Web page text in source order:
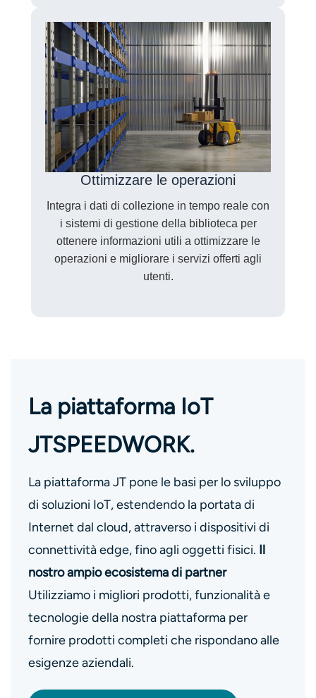
Ottimizzare le operazioni
Integra i dati di collezione in tempo reale con
i sistemi di gestione della biblioteca per
ottenere informazioni utili a ottimizzare le
operazioni e migliorare i servizi offerti agli
utenti.
La piattaforma IoT
JTSPEEDWORK.
La piattaforma JT pone le basi per lo sviluppo
di soluzioni IoT, estendendo la portata di
Internet dal cloud, attraverso i dispositivi di
connettività edge, fino agli oggetti fisici. Il
nostro ampio ecosistema di partner
Utilizziamo i migliori prodotti, funzionalità e
tecnologie della nostra piattaforma per
fornire prodotti completi che rispondano alle
esigenze aziendali.